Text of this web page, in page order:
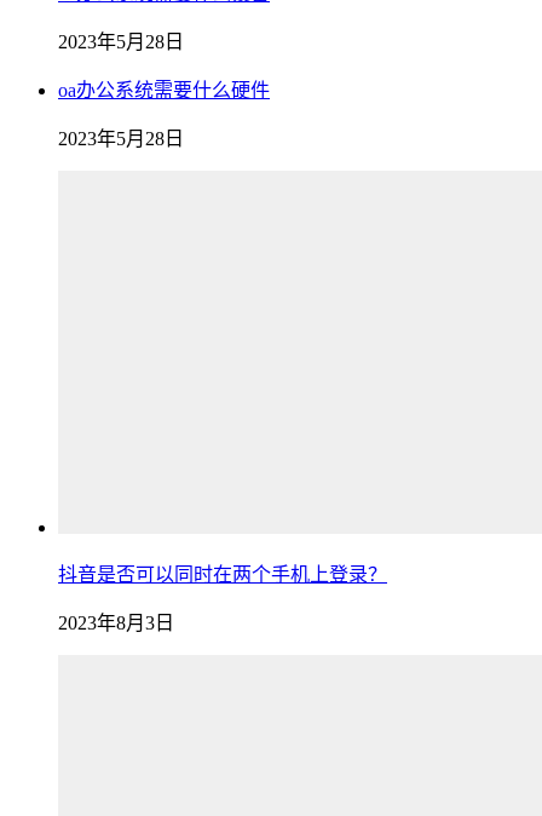
2023年5月28日
oa办公系统需要什么硬件
2023年5月28日
抖音是否可以同时在两个手机上登录？
2023年8月3日